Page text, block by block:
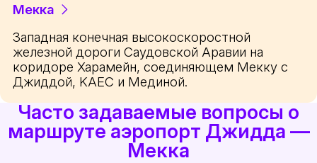
Мекка
Западная конечная высокоскоростной
железной дороги Саудовской Аравии на
коридоре Харамейн, соединяющем Мекку с
Джиддой, KAEC и Мединой.
Часто задаваемые вопросы о
маршруте аэропорт Джидда —
Мекка